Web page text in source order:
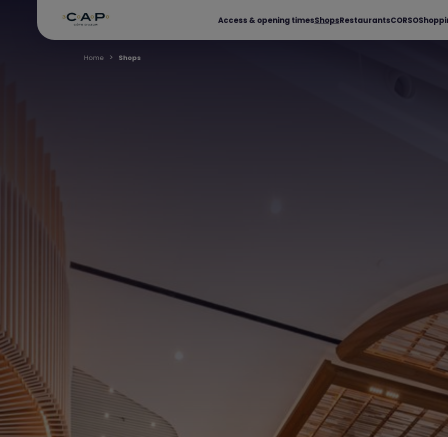
Access & opening timesShopsRestaurantsCORSO
Home Shops